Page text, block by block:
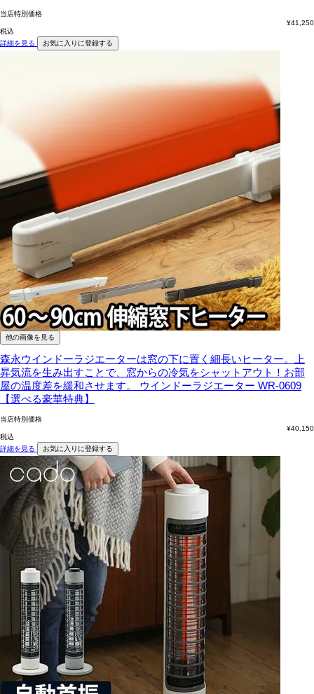
当店特別価格
¥41,250
税込
詳細を見る
お気に入りに登録する
他の画像を見る
森永ウインドーラジエーターは窓の下に置く細長いヒーター。上
昇気流を生み出すことで、窓からの冷気をシャットアウト！お部
屋の温度差を緩和させます。
ウインドーラジエーター WR-0609
【選べる豪華特典】
当店特別価格
¥40,150
税込
詳細を見る
お気に入りに登録する